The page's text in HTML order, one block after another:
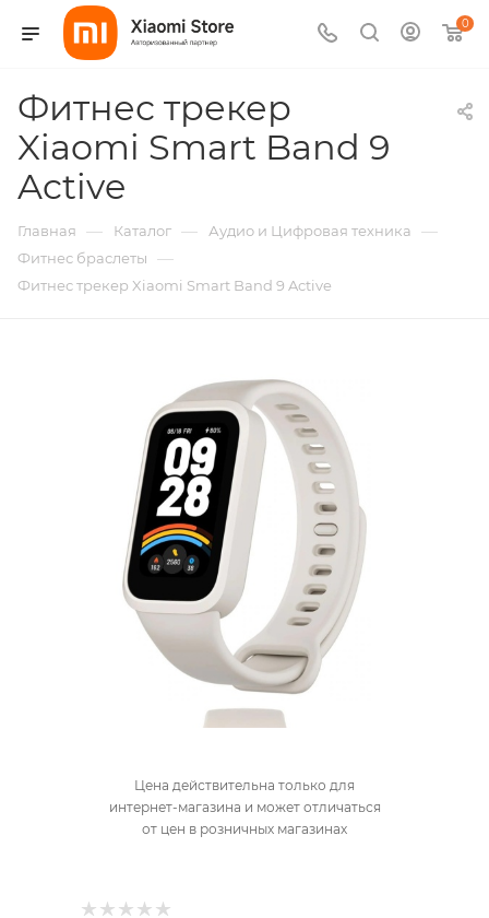
0
Фитнес трекер
Xiaomi Smart Band 9
Active
Главная — Каталог — Аудио и Цифровая техника —
Фитнес браслеты —
Фитнес трекер Xiaomi Smart Band 9 Active
Цена действительна только для
интернет-магазина и может отличаться
от цен в розничных магазинах